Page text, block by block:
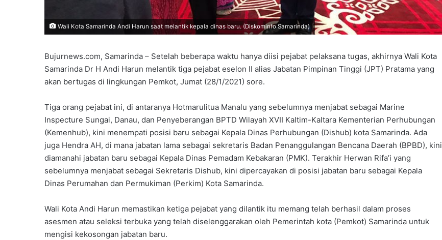
Wali Kota Samarinda Andi Harun saat melantik kepala dinas baru. (Diskominfo Samarinda)
Bujurnews.com, Samarinda – Setelah beberapa waktu hanya diisi pejabat pelaksana tugas, akhirnya Wali Kota
Samarinda Dr H Andi Harun melantik tiga pejabat eselon II alias Jabatan Pimpinan Tinggi (JPT) Pratama yang
akan bertugas di lingkungan Pemkot, Jumat (28/1/2021) sore.
Tiga orang pejabat ini, di antaranya Hotmarulitua Manalu yang sebelumnya menjabat sebagai Marine
Inspecture Sungai, Danau, dan Penyeberangan BPTD Wilayah XVII Kaltim-Kaltara Kementerian Perhubungan
(Kemenhub), kini menempati posisi baru sebagai Kepala Dinas Perhubungan (Dishub) kota Samarinda. Ada
juga Hendra AH, di mana jabatan lama sebagai sekretaris Badan Penanggulangan Bencana Daerah (BPBD), kini
diamanahi jabatan baru sebagai Kepala Dinas Pemadam Kebakaran (PMK). Terakhir Herwan Rifa’i yang
sebelumnya menjabat sebagai Sekretaris Dishub, kini dipercayakan di posisi jabatan baru sebagai Kepala
Dinas Perumahan dan Permukiman (Perkim) Kota Samarinda.
Wali Kota Andi Harun memastikan ketiga pejabat yang dilantik itu memang telah berhasil dalam proses
asesmen atau seleksi terbuka yang telah diselenggarakan oleh Pemerintah kota (Pemkot) Samarinda untuk
mengisi kekosongan jabatan baru.